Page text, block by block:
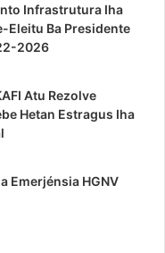
Infrastrutura Iha
Eleitu Ba Presidente
2026
Atu Rezolve
Hetan Estragus Iha
Emerjénsia HGNV